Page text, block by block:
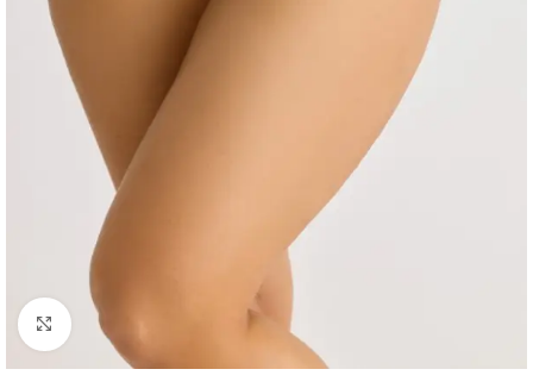
Clic para ampliar